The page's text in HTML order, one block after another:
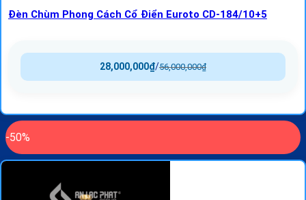
Đèn Chùm Phong Cách Cổ Điển Euroto CD-184/10+5
56,000,000₫
/
28,000,000₫
-50%